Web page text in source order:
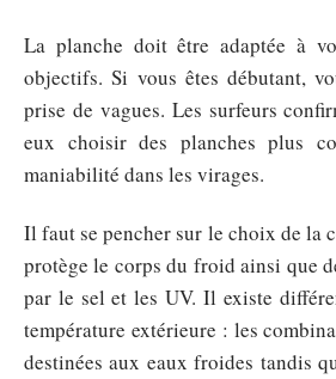
La planche doit être adaptée à
objectifs. Si vous êtes débutant,
prise de vagues. Les surfeurs
eux choisir des planches plus
maniabilité dans les virages.
Il faut se pencher sur le choix de la
protège le corps du froid ainsi que
par le sel et les UV. Il existe
température extérieure : les
destinées aux eaux froides tandis